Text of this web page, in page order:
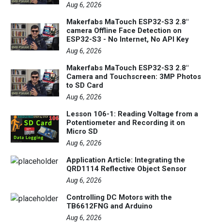
Aug 6, 2026
Makerfabs MaTouch ESP32-S3 2.8"
camera Offline Face Detection on
ESP32-S3 - No Internet, No API Key
Aug 6, 2026
Makerfabs MaTouch ESP32-S3 2.8"
Camera and Touchscreen: 3MP Photos
to SD Card
Aug 6, 2026
Lesson 106-1: Reading Voltage from a
Potentiometer and Recording it on
Micro SD
Aug 6, 2026
Application Article: Integrating the
QRD1114 Reflective Object Sensor
Aug 6, 2026
Controlling DC Motors with the
TB6612FNG and Arduino
Aug 6, 2026